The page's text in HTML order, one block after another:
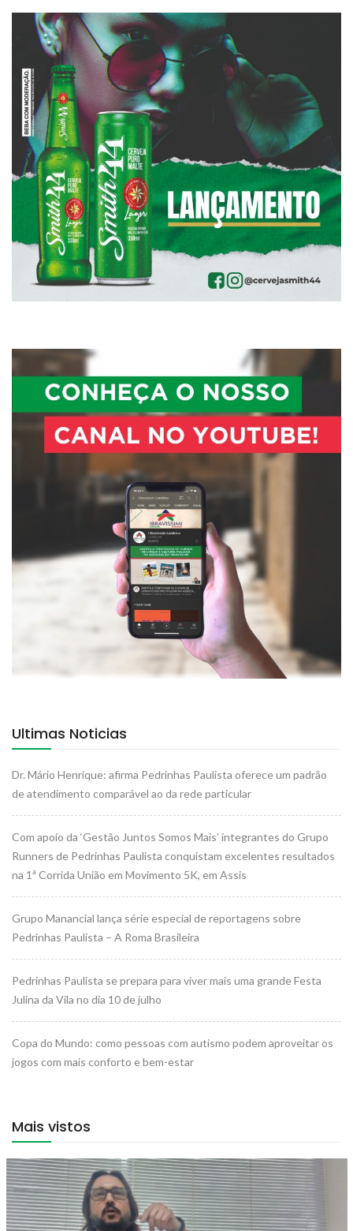
Ultimas Noticias
Dr. Mário Henrique: afirma Pedrinhas Paulista oferece um padrão
de atendimento comparável ao da rede particular
Com apoio da ‘Gestão Juntos Somos Mais’ integrantes do Grupo
Runners de Pedrinhas Paulista conquistam excelentes resultados
na 1ª Corrida União em Movimento 5K, em Assis
Grupo Manancial lança série especial de reportagens sobre
Pedrinhas Paulista – A Roma Brasileira
Pedrinhas Paulista se prepara para viver mais uma grande Festa
Julina da Vila no dia 10 de julho
Copa do Mundo: como pessoas com autismo podem aproveitar os
jogos com mais conforto e bem-estar
Mais vistos